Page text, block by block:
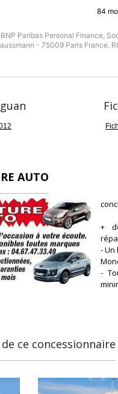
84
Paribas Personal Finance,
- 75009 Paris France.
AUTO
+
- Un
-
ce concessionnaire